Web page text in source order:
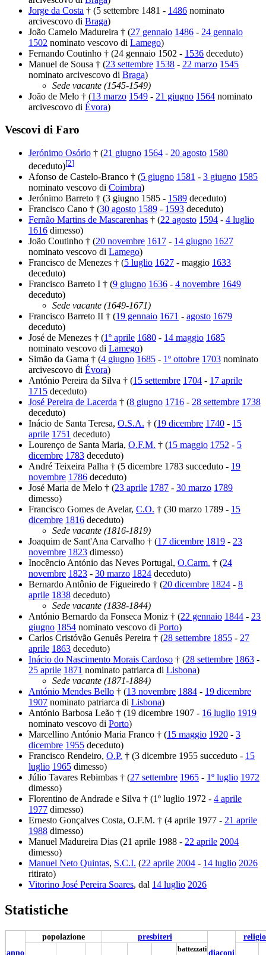
Jorge da Costa † (5 settembre 1481 - 1486 nominato
arcivescovo di Braga)
João Camelo Madureira † (27 gennaio 1486 - 24 gennaio
1502 nominato vescovo di Lamego)
Fernando Coutinho † (24 gennaio 1502 - 1536 deceduto)
Manuel de Sousa † (23 settembre 1538 - 22 marzo 1545
nominato arcivescovo di Braga)
Sede vacante (1545-1549)
João de Melo † (13 marzo 1549 - 21 giugno 1564 nominato
arcivescovo di Évora)
Vescovi di Faro
Jerónimo Osório † (21 giugno 1564 - 20 agosto 1580
deceduto)[2]
Afonso de Castelo-Branco † (5 giugno 1581 - 3 giugno 1585
nominato vescovo di Coimbra)
Jerónimo Barreto † (3 giugno 1585 - 1589 deceduto)
Francisco Cano † (30 agosto 1589 - 1593 deceduto)
Fernão Martins de Mascarenhas † (22 agosto 1594 - 4 luglio
1616 dimesso)
João Coutinho † (20 novembre 1617 - 14 giugno 1627
nominato vescovo di Lamego)
Francisco de Menezes † (5 luglio 1627 - maggio 1633
deceduto)
Francisco Barreto I † (9 giugno 1636 - 4 novembre 1649
deceduto)
Sede vacante (1649-1671)
Francisco Barreto II † (19 gennaio 1671 - agosto 1679
deceduto)
José de Menezes † (1º aprile 1680 - 14 maggio 1685
nominato vescovo di Lamego)
Simão da Gama † (4 giugno 1685 - 1º ottobre 1703 nominato
arcivescovo di Évora)
António Pereira da Silva † (15 settembre 1704 - 17 aprile
1715 deceduto)
José Pereira de Lacerda † (8 giugno 1716 - 28 settembre 1738
deceduto)
Inácio de Santa Teresa, O.S.A. † (19 dicembre 1740 - 15
aprile 1751 deceduto)
Lourenço de Santa Maria, O.F.M. † (15 maggio 1752 - 5
dicembre 1783 deceduto)
André Teixeira Palha † (5 dicembre 1783 succeduto - 19
novembre 1786 deceduto)
José Maria de Melo † (23 aprile 1787 - 30 marzo 1789
dimesso)
Francisco Gomes de Avelar, C.O. † (30 marzo 1789 - 15
dicembre 1816 deceduto)
Sede vacante (1816-1819)
Joaquim de Sant'Ana Carvalho † (17 dicembre 1819 - 23
novembre 1823 dimesso)
Inocêncio António das Neves Portugal, O.Carm. † (24
novembre 1823 - 30 marzo 1824 deceduto)
Bernardo Antônio de Figueiredo † (20 dicembre 1824 - 8
aprile 1838 deceduto)
Sede vacante (1838-1844)
António Bernardo da Fonseca Moniz † (22 gennaio 1844 - 23
giugno 1854 nominato vescovo di Porto)
Carlos Cristóvão Genuês Pereira † (28 settembre 1855 - 27
aprile 1863 deceduto)
Inácio do Nascimento Morais Cardoso † (28 settembre 1863 -
25 aprile 1871 nominato patriarca di Lisbona)
Sede vacante (1871-1884)
António Mendes Bello † (13 novembre 1884 - 19 dicembre
1907 nominato patriarca di Lisbona)
António Barbosa Leão † (19 dicembre 1907 - 16 luglio 1919
nominato vescovo di Porto)
Marcellino António Maria Franco † (15 maggio 1920 - 3
dicembre 1955 deceduto)
Francisco Rendeiro, O.P. † (3 dicembre 1955 succeduto - 15
luglio 1965 dimesso)
Júlio Tavares Rebimbas † (27 settembre 1965 - 1º luglio 1972
dimesso)
Florentino de Andrade e Silva † (1º luglio 1972 - 4 aprile
1977 dimesso)
Ernesto Gonçalves Costa, O.F.M. † (4 aprile 1977 - 21 aprile
1988 dimesso)
Manuel Madureira Dias (21 aprile 1988 - 22 aprile 2004
dimesso)
Manuel Neto Quintas, S.C.I. (22 aprile 2004 - 14 luglio 2026
ritirato)
Vitorino José Pereira Soares, dal 14 luglio 2026
Statistiche
anno
popolazione
presbiteri
diaconi
battezzati